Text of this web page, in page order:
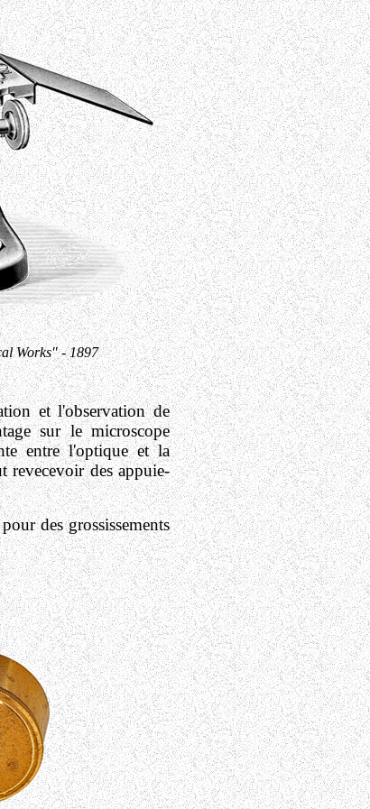
Works" - 1897
et l'observation de
sur le microscope
entre l'optique et la
revecevoir des appuie-
des grossissements